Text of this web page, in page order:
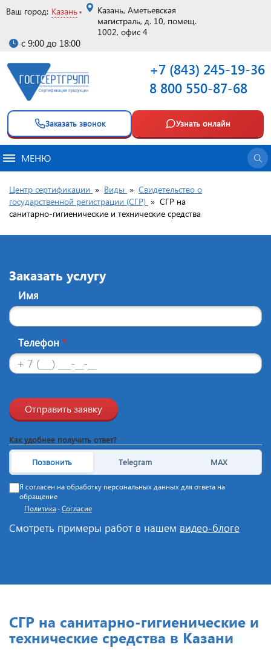
Ваш город: Казань
Казань, Аметьевская
магистраль, д. 10, помещ.
1002, офис 4
с 9:00 до 18:00
+7 (843) 245-19-36
8 800 550-87-68
Заказать звонок Узнать онлайн
МЕНЮ
Центр сертификации » Виды » Свидетельство о
государственной регистрации (СГР) » СГР на
санитарно‑гигиенические и технические средства
Заказать услугу
Имя
Телефон *
Отправить заявку
Как удобнее получить ответ?
Позвонить Telegram MAX
Я согласен на обработку персональных данных для ответа на
обращение
Политика · Согласие
Смотреть примеры работ в нашем видео-блоге
СГР на санитарно‑гигиенические и
технические средства в Казани